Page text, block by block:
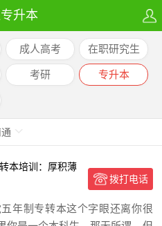
升本
成人高考 在职研究生
考研 专升本
本培训：厚积薄
拨打电话
年制专转本这个字眼还离你很